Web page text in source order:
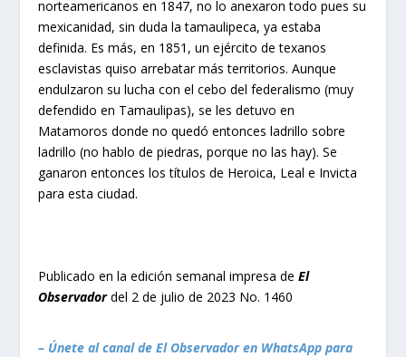
norteamericanos en 1847, no lo anexaron todo pues su
mexicanidad, sin duda la tamaulipeca, ya estaba
definida. Es más, en 1851, un ejército de texanos
esclavistas quiso arrebatar más territorios. Aunque
endulzaron su lucha con el cebo del federalismo (muy
defendido en Tamaulipas), se les detuvo en
Matamoros donde no quedó entonces ladrillo sobre
ladrillo (no hablo de piedras, porque no las hay). Se
ganaron entonces los títulos de Heroica, Leal e Invicta
para esta ciudad.
Publicado en la edición semanal impresa deEl
Observadordel 2 de julio de 2023 No. 1460
– Únete al canal de El Observador en WhatsApp para